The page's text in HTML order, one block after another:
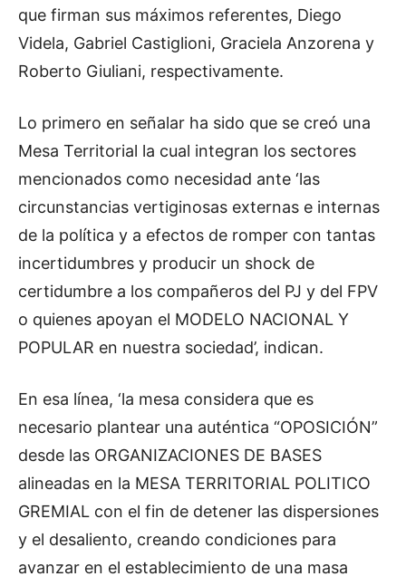
que firman sus máximos referentes, Diego
Videla, Gabriel Castiglioni, Graciela Anzorena y
Roberto Giuliani, respectivamente.
Lo primero en señalar ha sido que se creó una
Mesa Territorial la cual integran los sectores
mencionados como necesidad ante ‘las
circunstancias vertiginosas externas e internas
de la política y a efectos de romper con tantas
incertidumbres y producir un shock de
certidumbre a los compañeros del PJ y del FPV
o quienes apoyan el MODELO NACIONAL Y
POPULAR en nuestra sociedad’, indican.
En esa línea, ‘la mesa considera que es
necesario plantear una auténtica “OPOSICIÓN”
desde las ORGANIZACIONES DE BASES
alineadas en la MESA TERRITORIAL POLITICO
GREMIAL con el fin de detener las dispersiones
y el desaliento, creando condiciones para
avanzar en el establecimiento de una masa